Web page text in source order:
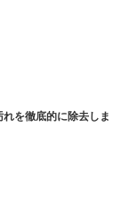
を徹底的に除去しま